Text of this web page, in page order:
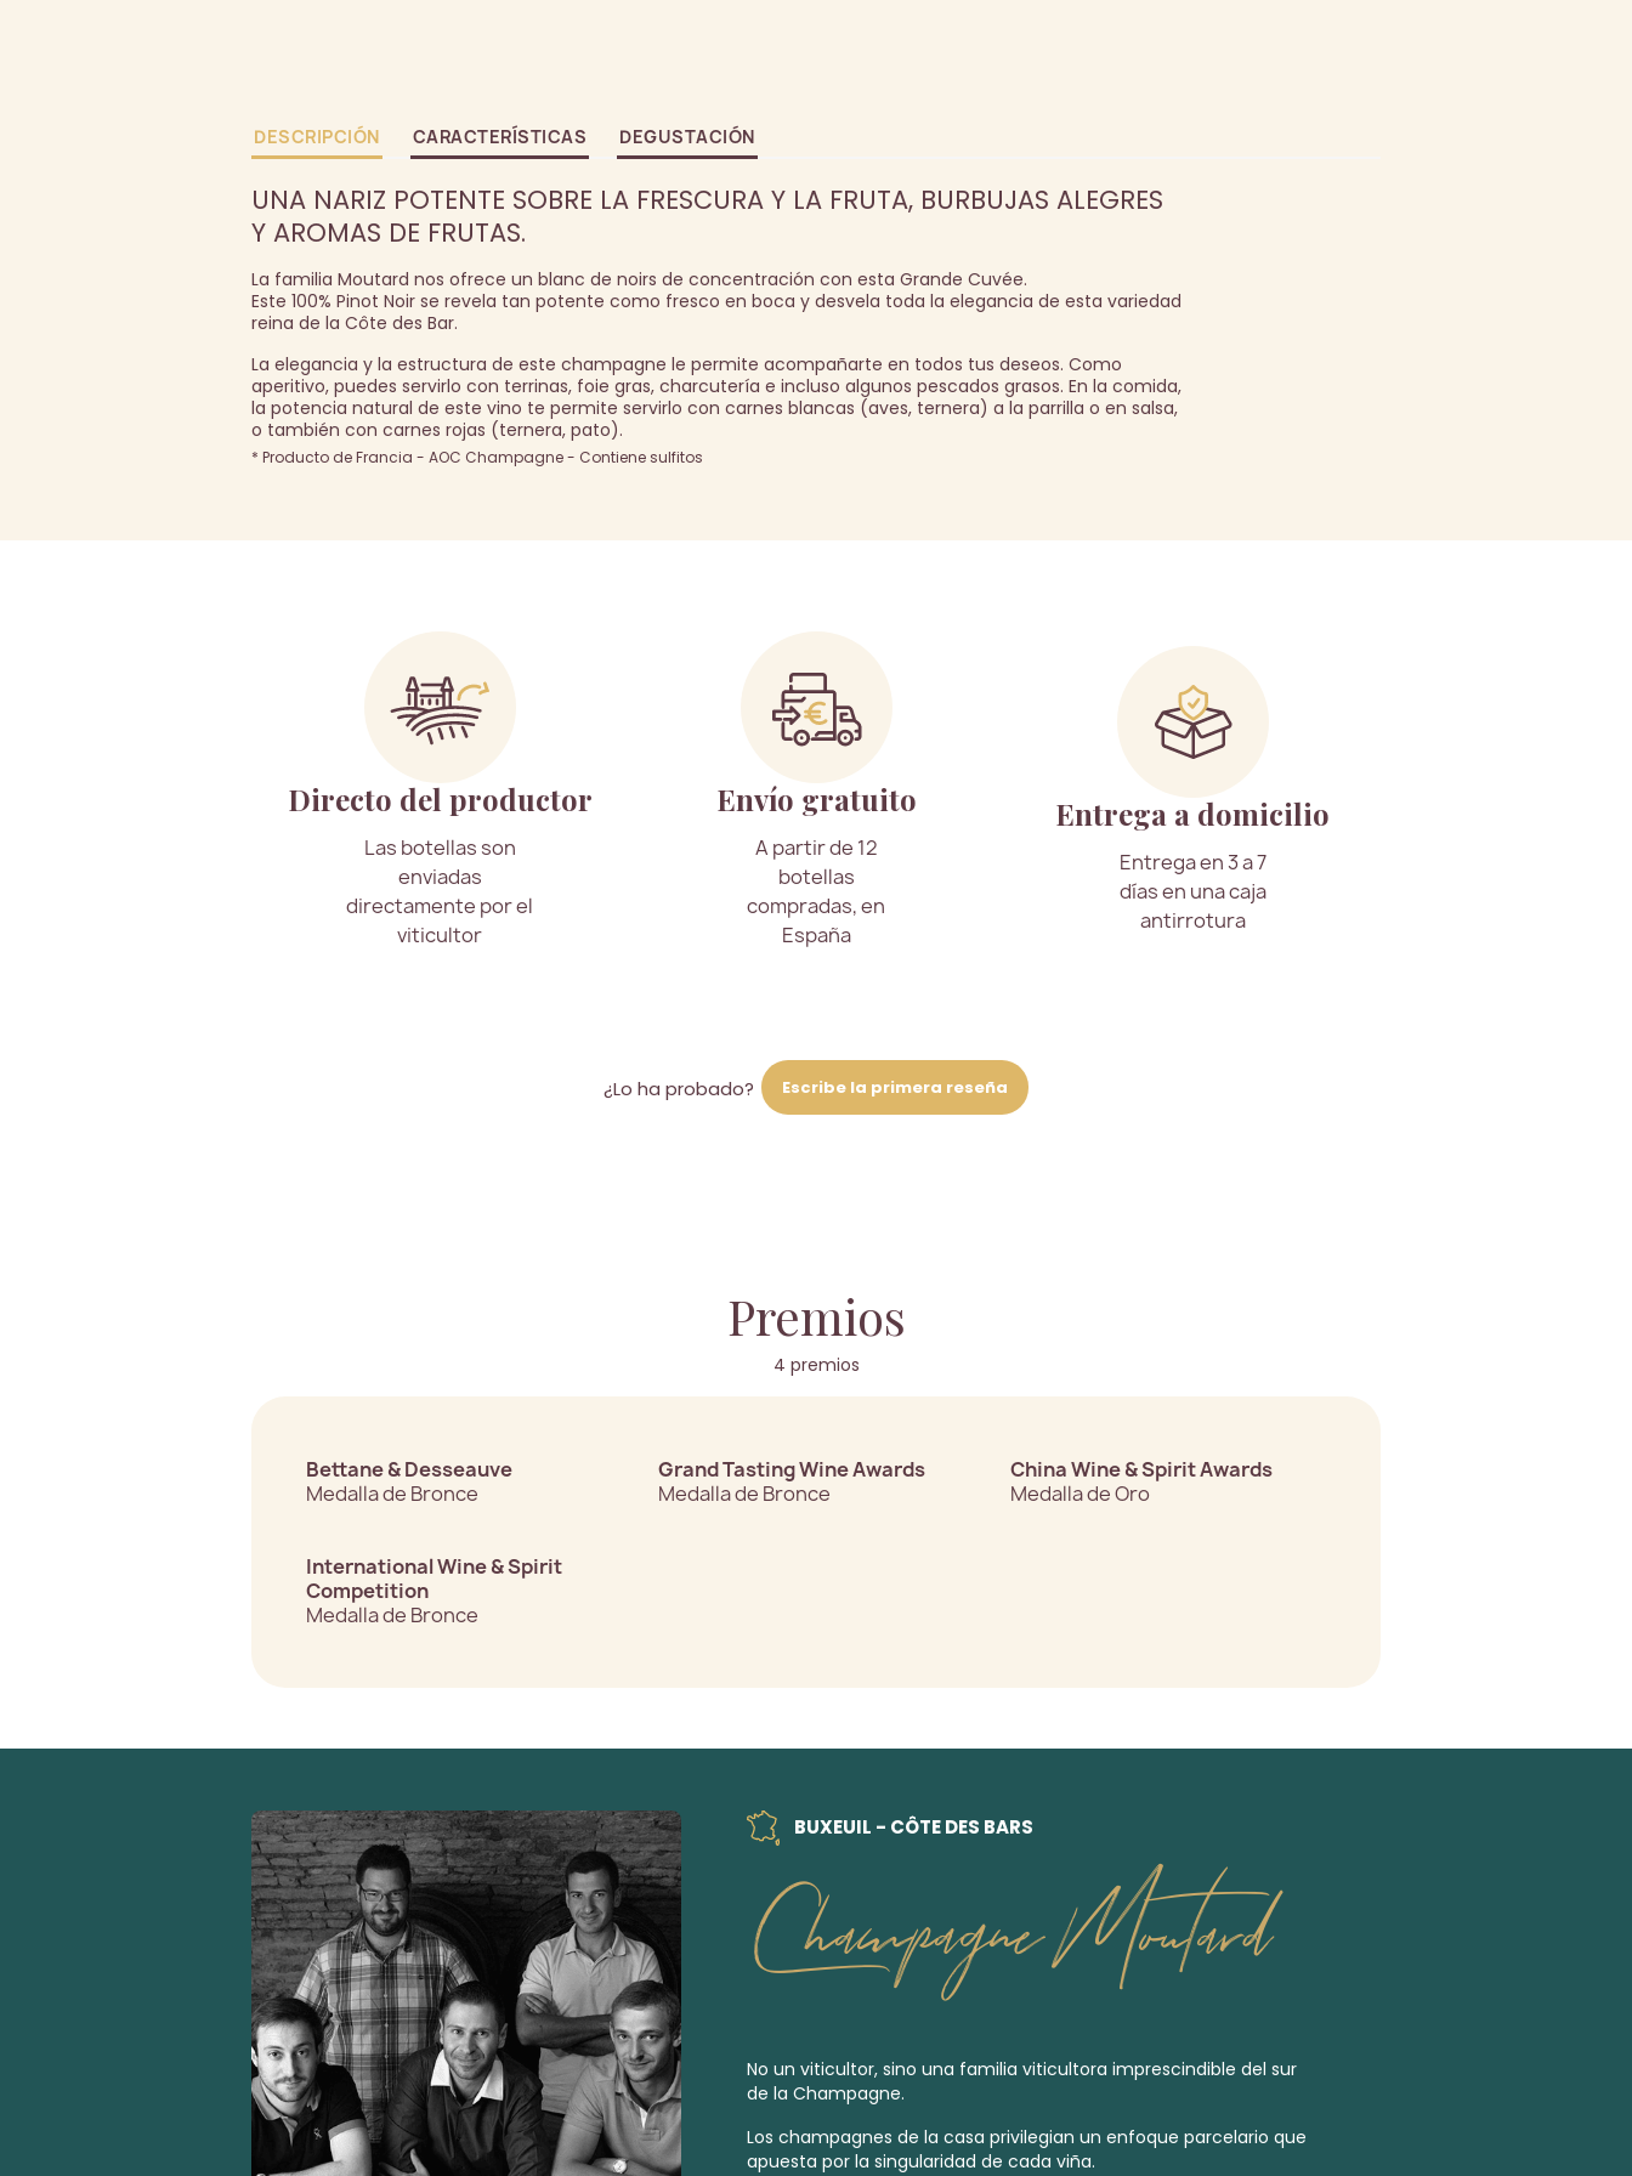
DESCRIPCIÓN CARACTERÍSTICAS DEGUSTACIÓN
UNA NARIZ POTENTE SOBRE LA FRESCURA Y LA FRUTA, BURBUJAS ALEGRES
Y AROMAS DE FRUTAS.
La familia Moutard nos ofrece un blanc de noirs de concentración con esta Grande Cuvée.
Este 100% Pinot Noir se revela tan potente como fresco en boca y desvela toda la elegancia de esta variedad
reina de la Côte des Bar.
La elegancia y la estructura de este champagne le permite acompañarte en todos tus deseos. Como
aperitivo, puedes servirlo con terrinas, foie gras, charcutería e incluso algunos pescados grasos. En la comida,
la potencia natural de este vino te permite servirlo con carnes blancas (aves, ternera) a la parrilla o en salsa,
o también con carnes rojas (ternera, pato).
* Producto de Francia - AOC Champagne - Contiene sulfitos
Directo del productor
Las botellas son
enviadas
directamente por el
viticultor
Envío gratuito
A partir de 12
botellas
compradas, en
España
Entrega a domicilio
Entrega en 3 a 7
días en una caja
antirrotura
¿Lo ha probado? Escribe la primera reseña
Premios
4 premios
Bettane & Desseauve
Medalla de Bronce
Grand Tasting Wine Awards
Medalla de Bronce
China Wine & Spirit Awards
Medalla de Oro
International Wine & Spirit
Competition
Medalla de Bronce
BUXEUIL - CÔTE DES BARS
Champagne Moutard
No un viticultor, sino una familia viticultora imprescindible del sur
de la Champagne.
Los champagnes de la casa privilegian un enfoque parcelario que
apuesta por la singularidad de cada viña.